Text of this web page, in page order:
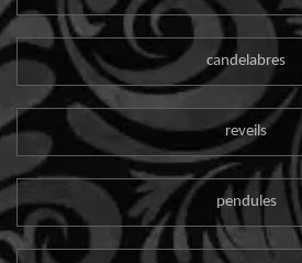
candelabres
reveils
pendules